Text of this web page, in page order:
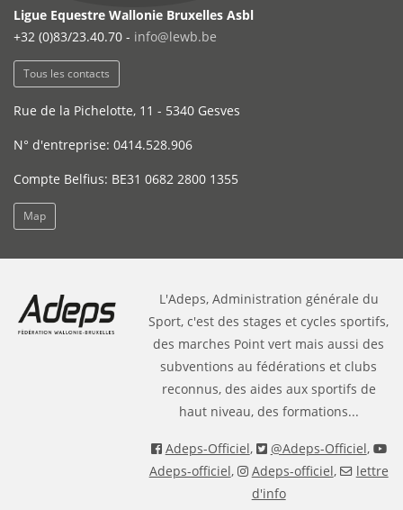
Ligue Equestre Wallonie Bruxelles Asbl
+32 (0)83/23.40.70 - info@lewb.be
Tous les contacts
Rue de la Pichelotte, 11 - 5340 Gesves
N° d'entreprise: 0414.528.906
Compte Belfius: BE31 0682 2800 1355
Map
L'Adeps, Administration générale du
Sport, c'est des stages et cycles sportifs,
des marches Point vert mais aussi des
subventions au fédérations et clubs
reconnus, des aides aux sportifs de
haut niveau, des formations...
Adeps-Officiel, @Adeps-Officiel,
Adeps-officiel, Adeps-officiel,
lettre
d'info